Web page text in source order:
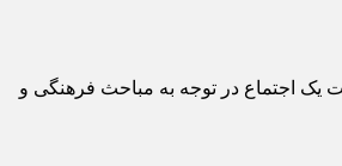
یک اجتماع در توجه به مباحث فرهنگی و